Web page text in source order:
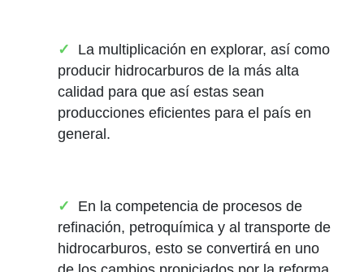
La multiplicación en explorar, así como
producir hidrocarburos de la más alta
calidad para que así estas sean
producciones eficientes para el país en
general.
En la competencia de procesos de
refinación, petroquímica y al transporte de
hidrocarburos, esto se convertirá en uno